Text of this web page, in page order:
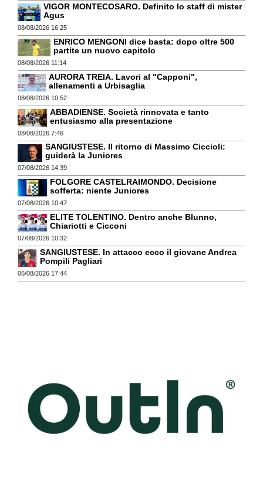
VIGOR MONTECOSARO. Definito lo staff di mister
Agus
08/08/2026 16:25
ENRICO MENGONI dice basta: dopo oltre 500
partite un nuovo capitolo
08/08/2026 11:14
AURORA TREIA. Lavori al "Capponi",
allenamenti a Urbisaglia
08/08/2026 10:52
ABBADIENSE. Società rinnovata e tanto
entusiasmo alla presentazione
08/08/2026 7:46
SANGIUSTESE. Il ritorno di Massimo Ciccioli:
guiderà la Juniores
07/08/2026 14:39
FOLGORE CASTELRAIMONDO. Decisione
sofferta: niente Juniores
07/08/2026 10:47
ELITE TOLENTINO. Dentro anche Blunno,
Chiariotti e Cicconi
07/08/2026 10:32
SANGIUSTESE. In attacco ecco il giovane Andrea
Pompili Pagliari
06/08/2026 17:44